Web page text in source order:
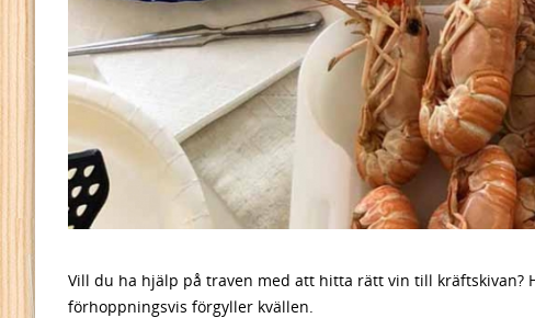
Vill du ha hjälp på traven med att hitta rätt vin till kräftskivan?
förhoppningsvis förgyller kvällen.